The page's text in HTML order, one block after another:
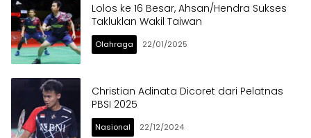
Lolos ke 16 Besar, Ahsan/Hendra Sukses
Takluklan Wakil Taiwan
Olahraga 22/01/2025
Christian Adinata Dicoret dari Pelatnas
PBSI 2025
Nasional 22/12/2024